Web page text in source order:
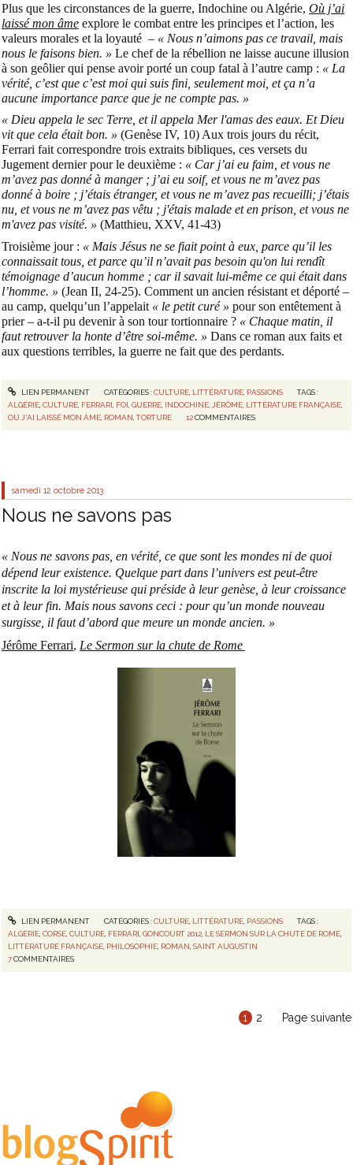
Plus que les circonstances de la guerre, Indochine ou Algérie, Où j’ai
laissé mon âme explore le combat entre les principes et l’action, les
valeurs morales et la loyauté – « Nous n’aimons pas ce travail, mais
nous le faisons bien. » Le chef de la rébellion ne laisse aucune illusion
à son geôlier qui pense avoir porté un coup fatal à l’autre camp : « La
vérité, c’est que c’est moi qui suis fini, seulement moi, et ça n’a
aucune importance parce que je ne compte pas. »
« Dieu appela le sec Terre, et il appela Mer l'amas des eaux. Et Dieu
vit que cela était bon. » (Genèse IV, 10) Aux trois jours du récit,
Ferrari fait correspondre trois extraits bibliques, ces versets du
Jugement dernier pour le deuxième : « Car j’ai eu faim, et vous ne
m’avez pas donné à manger ; j’ai eu soif, et vous ne m’avez pas
donné à boire ; j’étais étranger, et vous ne m’avez pas recueilli; j’étais
nu, et vous ne m’avez pas vêtu ; j'étais malade et en prison, et vous ne
m'avez pas visité. » (Matthieu, XXV, 41-43)
Troisième jour : « Mais Jésus ne se fiait point à eux, parce qu’il les
connaissait tous, et parce qu’il n’avait pas besoin qu'on lui rendît
témoignage d’aucun homme ; car il savait lui-même ce qui était dans
l’homme. » (Jean II, 24-25). Comment un ancien résistant et déporté –
au camp, quelqu’un l’appelait « le petit curé » pour son entêtement à
prier – a-t-il pu devenir à son tour tortionnaire ? « Chaque matin, il
faut retrouver la honte d’être soi-même. » Dans ce roman aux faits et
aux questions terribles, la guerre ne fait que des perdants.
LIEN PERMANENT CATÉGORIES :CULTURE, LITTÉRATURE, PASSIONS
TAGS :
ALGÉRIE ,CULTURE FERRARI FOI ,GUERRE INDOCHINE JÉRÔME LITTÉRATURE FRANÇAISE
OÙ J'AI LAISSÉ MON ÂME ROMAN ,TORTURE 12 COMMENTAIRES
samedi 12 octobre 2013
Nous ne savons pas
« Nous ne savons pas, en vérité, ce que sont les mondes ni de quoi
dépend leur existence. Quelque part dans l’univers est peut-être
inscrite la loi mystérieuse qui préside à leur genèse, à leur croissance
et à leur fin. Mais nous savons ceci : pour qu’un monde nouveau
surgisse, il faut d’abord que meure un monde ancien. »
Jérôme Ferrari, Le Sermon sur la chute de Rome
LIEN PERMANENT CATÉGORIES :CULTURE, LITTÉRATURE, PASSIONS
TAGS :
ALGÉRIE,CORSE,CULTURE, FERRARI,GONCOURT 2012, LE SERMON SUR LA CHUTE DE ROME,
LITTÉRATURE FRANÇAISE, PHILOSOPHIE, ROMAN,SAINT AUGUSTIN
7COMMENTAIRES
1 2 Page suivante